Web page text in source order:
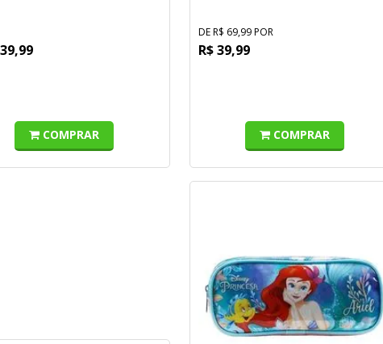
COMPRAR
DE R$ 69,99 POR
R$ 39,99
COMPRAR